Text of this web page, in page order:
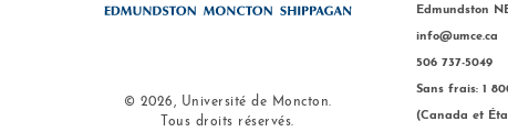
© 2026, Université de Moncton.
Tous droits réservés.
Edmundston
info@umce.ca
506 737-5049
Sans frais: 1
(Canada et